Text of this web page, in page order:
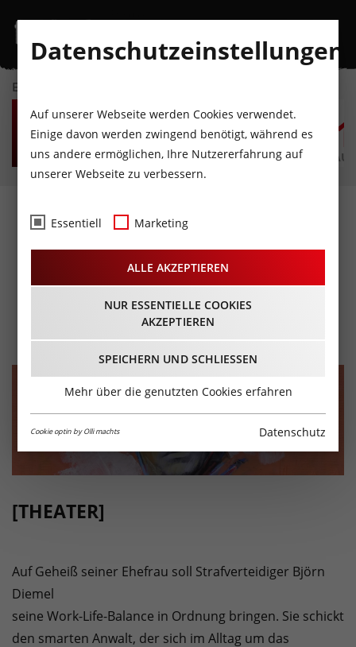
EVENTKALENDER
DO
6
AUGUST
FR
7
AUGUST
SA
8
AUGUST
SO
9
AUGUST
MO
10
AUGUST
ACHTSAM MORDEN von
Karsten Dusse in einer
Bearbeitung von Bernd
Schmidt
07.06.2023 - Beginn 20:00 Uhr
[THEATER]
Auf Geheiß seiner Ehefrau soll Strafverteidiger Björn
Diemel
seine Work-Life-Balance in Ordnung bringen. Sie schickt
den smarten Anwalt, der sich im Alltag um das
Datenschutzeinstellungen
Auf unserer Webseite werden Cookies verwendet.
Einige davon werden zwingend benötigt, während es
uns andere ermöglichen, Ihre Nutzererfahrung auf
unserer Webseite zu verbessern.
Essentiell Marketing
ALLE AKZEPTIEREN
NUR ESSENTIELLE COOKIES
AKZEPTIEREN
SPEICHERN UND SCHLIESSEN
Mehr über die genutzten Cookies erfahren
Cookie optin by Olli machts Datenschutz